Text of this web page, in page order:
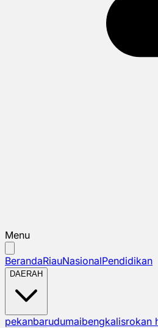
Menu
BerandaRiauNasionalPendidikan
DAERAH
pekanbarudumaibengkalisrokan